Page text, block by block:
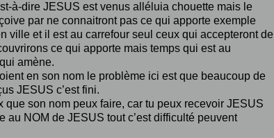
à-dire JESUS est venus alléluia chouette mais le
par ne connaitront pas ce qui apporte exemple
ville et il est au carrefour seul ceux qui accepteront de
ce qui apporte mais temps qui est au
amène.
en son nom le problème ici est que beaucoup de
JESUS c’est fini.
que son nom peux faire, car tu peux recevoir JESUS
au NOM de JESUS tout c’est difficulté peuvent